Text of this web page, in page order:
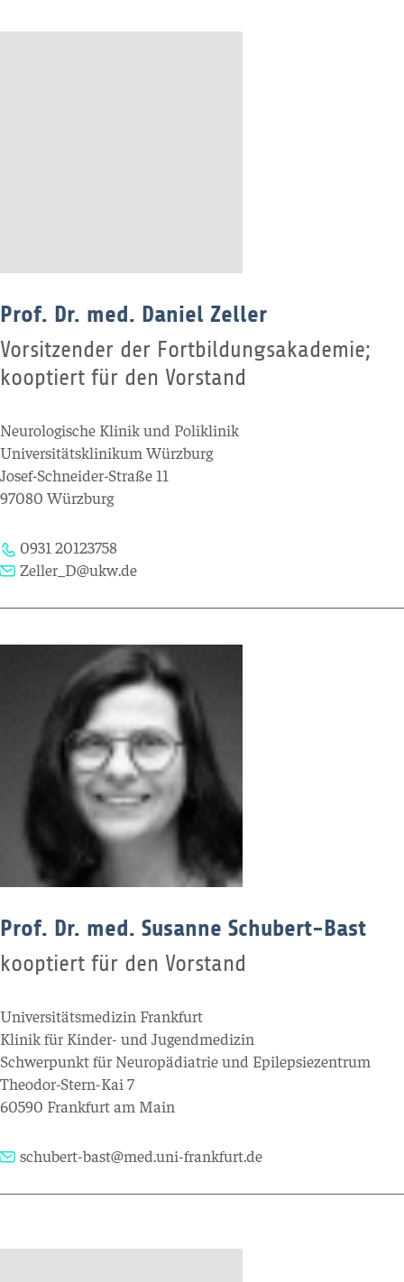
Prof. Dr. med. Daniel Zeller
Vorsitzender der Fortbildungsakademie;
kooptiert für den Vorstand
Neurologische Klinik und Poliklinik
Universitätsklinikum Würzburg
Josef-Schneider-Straße 11
97080 Würzburg
0931 20123758
Zeller_D@ukw.de
Prof. Dr. med. Susanne Schubert-Bast
kooptiert für den Vorstand
Universitätsmedizin Frankfurt
Klinik für Kinder- und Jugendmedizin
Schwerpunkt für Neuropädiatrie und Epilepsiezentrum
Theodor-Stern-Kai 7
60590 Frankfurt am Main
schubert-bast@med.uni-frankfurt.de